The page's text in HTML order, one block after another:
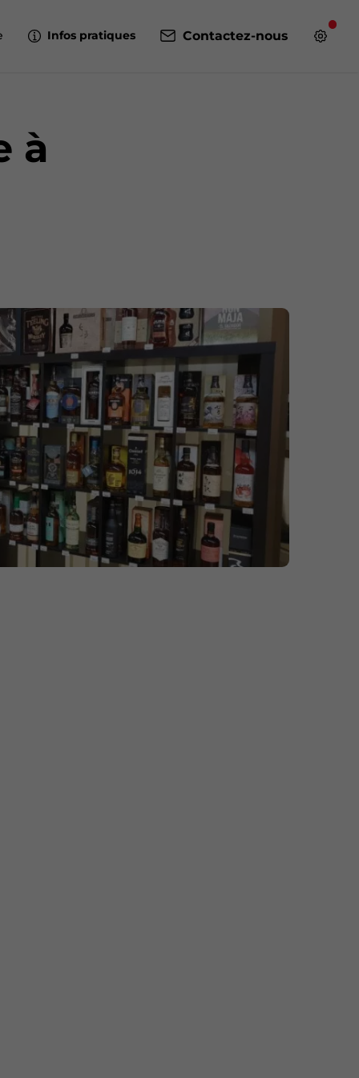
Infos pratiques Contactez-nous
à